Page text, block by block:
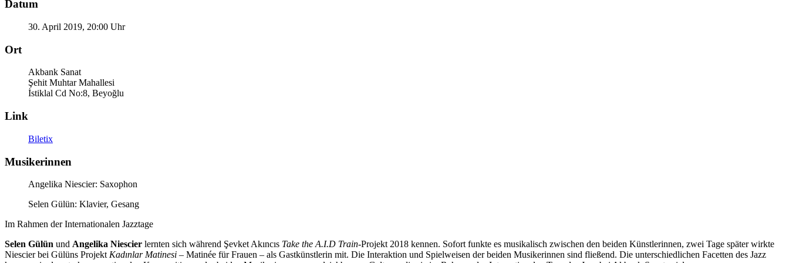
Datum
30. April 2019, 20:00 Uhr
Ort
Akbank Sanat
Şehit Muhtar Mahallesi
İstiklal Cd No:8, Beyoğlu
Link
Biletix
Musikerinnen
Angelika Niescier: Saxophon
Selen Gülün: Klavier, Gesang
Im Rahmen der Internationalen Jazztage
Selen Gülün und Angelika Niescier lernten sich während Şevket Akıncıs Take the A.I.D Train-Projekt 2018 kennen. Sofort funkte es musikalisch zwischen den beiden Künstlerinnen, zwei Tage später wirkte
Niescier bei Gülüns Projekt Kadınlar Matinesi – Matinée für Frauen – als Gastkünstlerin mit. Die Interaktion und Spielweisen der beiden Musikerinnen sind fließend. Die unterschiedlichen Facetten des Jazz